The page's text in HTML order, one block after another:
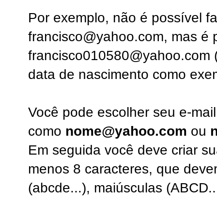
Por exemplo, não é possível
francisco@yahoo.com, mas é
francisco010580@yahoo.com
data de nascimento como
Você pode escolher seu e-
como nome@yahoo.com ou
Em seguida você deve criar
menos 8 caracteres, que
(abcde...), maiúsculas